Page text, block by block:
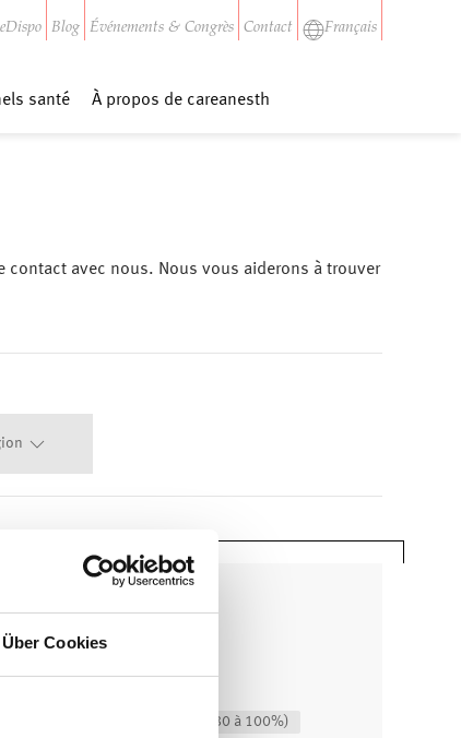
Über Cookies
santé À propos de careanesth
Blog Événements & Congrès Contact Français
contact avec nous. Nous vous aiderons à trouver
institution, taux d’occupation 80 à 100%)